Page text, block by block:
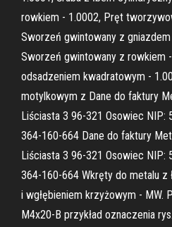
rowkiem - 1.0002, Pręt
Sworzeń gwintowany z
Sworzeń gwintowany z rowkiem
odsadzeniem kwadratowym -
motylkowym z Dane do faktury
Liściasta 3 96-321 Osowiec NIP:
364-160-664 Dane do faktury
Liściasta 3 96-321 Osowiec NIP:
364-160-664 Wkręty do metalu z
i wgłębieniem krzyżowym - MW.
M4x20-B przykład oznaczenia